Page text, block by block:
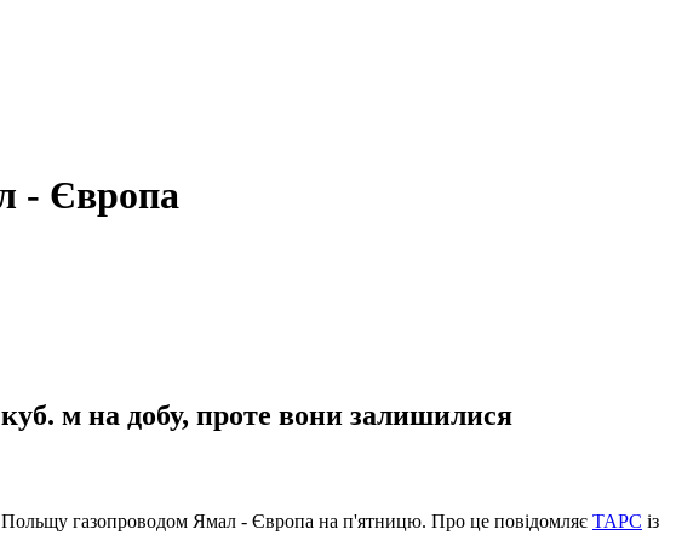
- Європа
м на добу, проте вони залишилися
Польщу газопроводом Ямал - Європа на п'ятницю. Про це повідомляє ТАРС із